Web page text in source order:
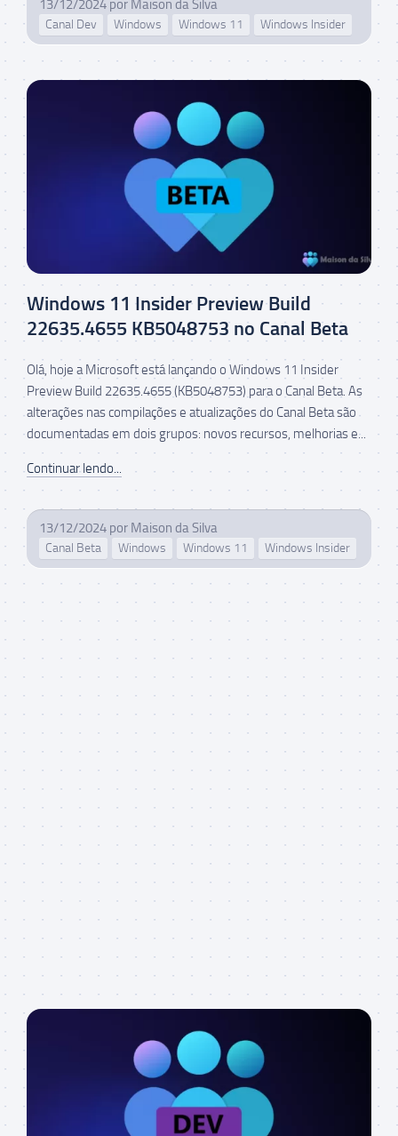
13/12/2024 por Maison da Silva
Canal Dev Windows Windows 11 Windows Insider
Windows 11 Insider Preview Build
22635.4655 KB5048753 no Canal Beta
Olá, hoje a Microsoft está lançando o Windows 11 Insider
Preview Build 22635.4655 (KB5048753) para o Canal Beta. As
alterações nas compilações e atualizações do Canal Beta são
documentadas em dois grupos: novos recursos, melhorias e...
Continuar lendo...
13/12/2024 por Maison da Silva
Canal Beta Windows Windows 11 Windows Insider